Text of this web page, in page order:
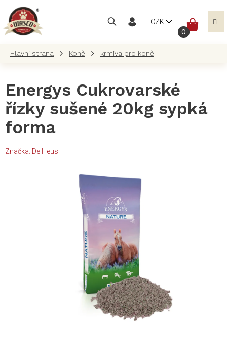
obsah
CZK
Koně krmiva pro koně
Energys Cukrovarské
řízky sušené 20kg sypká
forma
Značka: De Heus